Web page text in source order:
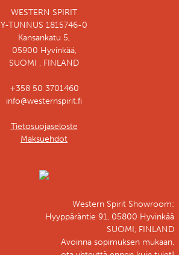
WESTERN SPIRIT
Y-TUNNUS 1815746-0
Kansankatu 5,
05900 Hyvinkää,
SUOMI , FINLAND
+358 50 3701460
info@westernspirit.fi
Tietosuojaseloste
Maksuehdot
Western Spirit Showroom:
Hyyppäräntie 91, 05800 Hyvinkää
SUOMI, FINLAND
Avoinna sopimuksen mukaan,